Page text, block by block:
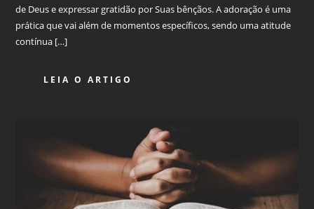
de Deus e expressar gratidão por Suas bênçãos. A adoração é uma
prática que vai além de momentos específicos, sendo uma atitude
contínua […]
LEIA O ARTIGO